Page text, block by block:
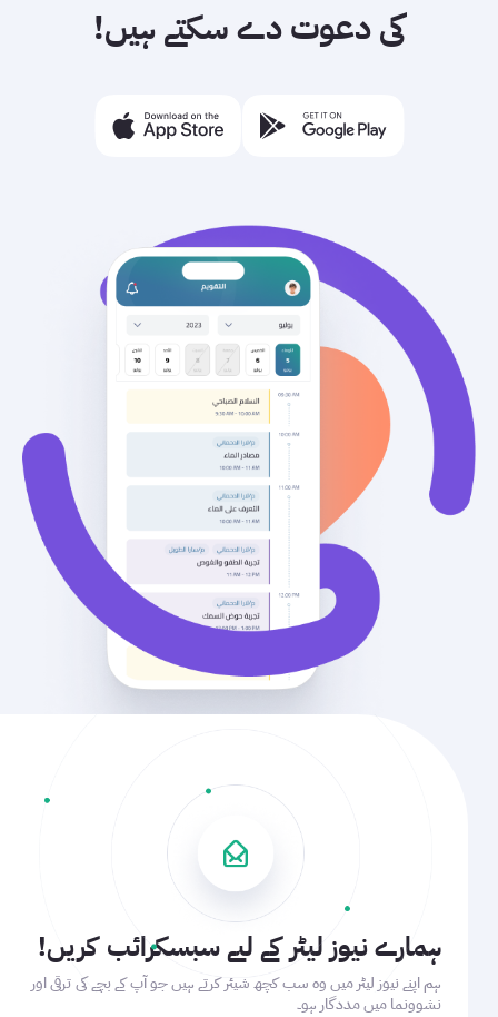
کی دعوت دے سکتے ہیں!
ہمارے نیوز لیٹر کے لیے سبسکرائب کریں!
ہم اپنے نیوز لیٹر میں وہ سب کچھ شیئر کرتے ہیں جو آپ کے بچے کی ترقی اور
نشوونما میں مددگار ہو۔